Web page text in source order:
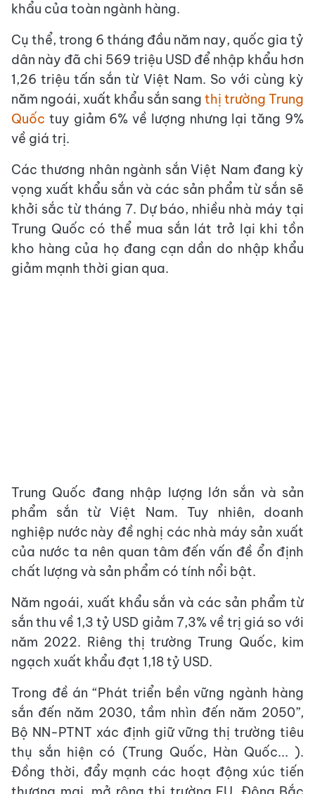
khẩu của toàn ngành hàng.
Cụ thể, trong 6 tháng đầu năm nay, quốc gia tỷ
dân này đã chi 569 triệu USD để nhập khẩu hơn
1,26 triệu tấn sắn từ Việt Nam. So với cùng kỳ
năm ngoái, xuất khẩu sắn sang thị trường Trung
Quốc tuy giảm 6% về lượng nhưng lại tăng 9%
về giá trị.
Các thương nhân ngành sắn Việt Nam đang kỳ
vọng xuất khẩu sắn và các sản phẩm từ sắn sẽ
khởi sắc từ tháng 7. Dự báo, nhiều nhà máy tại
Trung Quốc có thể mua sắn lát trở lại khi tồn
kho hàng của họ đang cạn dần do nhập khẩu
giảm mạnh thời gian qua.
Trung Quốc đang nhập lượng lớn sắn và sản
phẩm sắn từ Việt Nam. Tuy nhiên, doanh
nghiệp nước này đề nghị các nhà máy sản xuất
của nước ta nên quan tâm đến vấn đề ổn định
chất lượng và sản phẩm có tính nổi bật.
Năm ngoái, xuất khẩu sắn và các sản phẩm từ
sắn thu về 1,3 tỷ USD giảm 7,3% về trị giá so với
năm 2022. Riêng thị trường Trung Quốc, kim
ngạch xuất khẩu đạt 1,18 tỷ USD.
Trong đề án “Phát triển bền vững ngành hàng
sắn đến năm 2030, tầm nhìn đến năm 2050”,
Bộ NN-PTNT xác định giữ vững thị trường tiêu
thụ sắn hiện có (Trung Quốc, Hàn Quốc... ).
Đồng thời, đẩy mạnh các hoạt động xúc tiến